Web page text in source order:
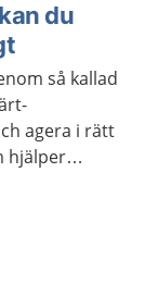
du
så kallad
agera i rätt
hjälper